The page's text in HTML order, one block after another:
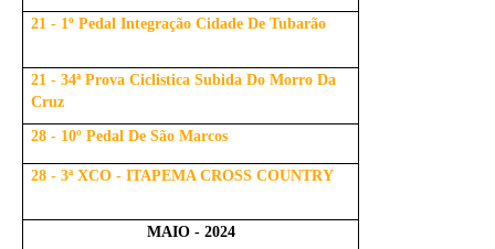
21 - 1º Pedal Integração Cidade De Tubarão
21 - 34ª Prova Ciclistica Subida Do Morro Da
Cruz
28 - 10º Pedal De São Marcos
28 - 3ª XCO - ITAPEMA CROSS COUNTRY
MAIO - 2024